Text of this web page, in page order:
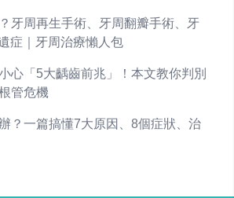
牙周再生手術、牙周翻瓣手術、牙
症｜牙周治療懶人包
心「5大齲齒前兆」！本文教你判別
管危機
？一篇搞懂7大原因、8個症狀、治